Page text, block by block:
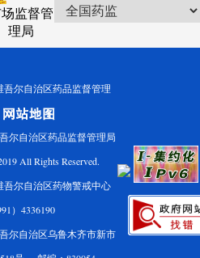
监督管
理局
吾尔自治区药品监督管理
尔自治区药品监督管理局
All Rights Reserved.
吾尔自治区药物警戒中心
）4336190
尔自治区乌鲁木齐市新市